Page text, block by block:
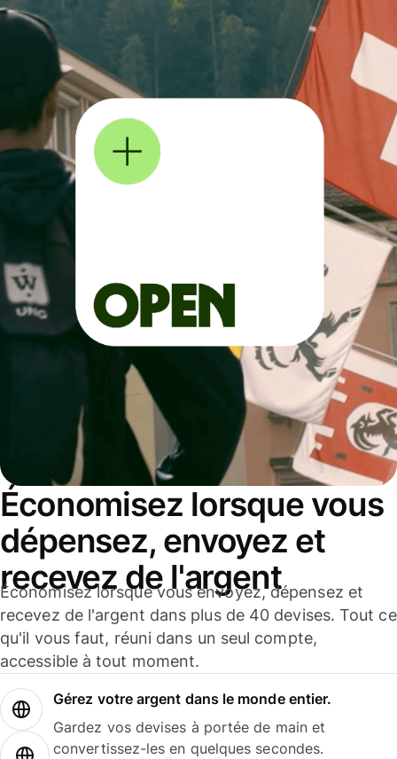
Économisez lorsque vous
dépensez, envoyez et
recevez de l'argent
Économisez lorsque vous envoyez, dépensez et
recevez de l'argent dans plus de 40 devises. Tout ce
qu'il vous faut, réuni dans un seul compte,
accessible à tout moment.
Gérez votre argent dans le monde entier.
Gardez vos devises à portée de main et
convertissez-les en quelques secondes.